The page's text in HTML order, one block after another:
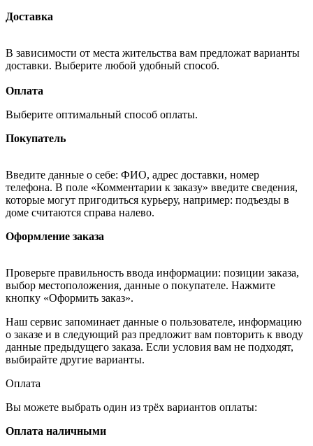
Доставка
В зависимости от места жительства вам предложат варианты
доставки. Выберите любой удобный способ.
Оплата
Выберите оптимальный способ оплаты.
Покупатель
Введите данные о себе: ФИО, адрес доставки, номер
телефона. В поле «Комментарии к заказу» введите сведения,
которые могут пригодиться курьеру, например: подъезды в
доме считаются справа налево.
Оформление заказа
Проверьте правильность ввода информации: позиции заказа,
выбор местоположения, данные о покупателе. Нажмите
кнопку «Оформить заказ».
Наш сервис запоминает данные о пользователе, информацию
о заказе и в следующий раз предложит вам повторить к вводу
данные предыдущего заказа. Если условия вам не подходят,
выбирайте другие варианты.
Оплата
Вы можете выбрать один из трёх вариантов оплаты:
Оплата наличными